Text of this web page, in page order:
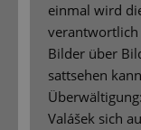
einmal wird
verantwortlich
Bilder über
sattsehen
Valášek sich